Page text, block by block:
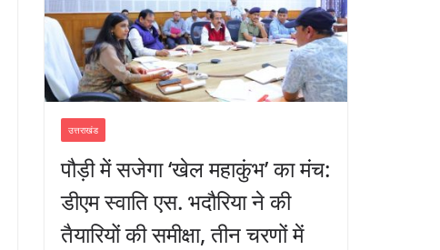
उत्तराखंड
पौड़ी में सजेगा ‘खेल महाकुंभ’ का मंच:
डीएम स्वाति एस. भदौरिया ने की
तैयारियों की समीक्षा, तीन चरणों में